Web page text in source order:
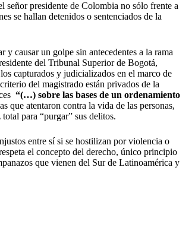
señor presidente de Colombia no sólo frente a
se hallan detenidos o sentenciados de la
y causar un golpe sin antecedentes a la rama
del Tribunal Superior de Bogotá,
capturados y judicializados en el marco de
del magistrado están privados de la
“(…) sobre las bases de un ordenamiento
que atentaron contra la vida de las personas,
para “purgar” sus delitos.
entre sí si se hostilizan por violencia o
el concepto del derecho, único principio
que vienen del Sur de Latinoamérica y